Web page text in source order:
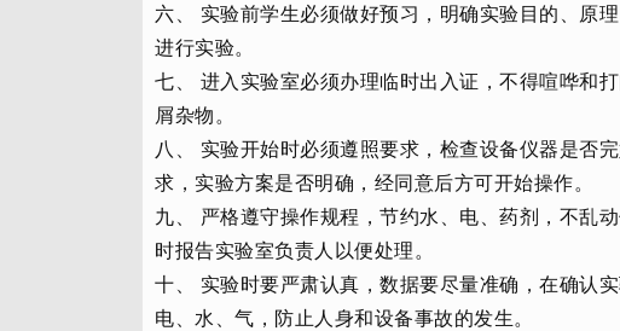
六、 实验前学生必须做好预习，明确实验目的、原
进行实验。
七、 进入实验室必须办理临时出入证，不得喧哗和
屑杂物。
八、 实验开始时必须遵照要求，检查设备仪器是否
求，实验方案是否明确，经同意后方可开始操作。
九、 严格遵守操作规程，节约水、电、药剂，不乱
时报告实验室负责人以便处理。
十、 实验时要严肃认真，数据要尽量准确，在确认
电、水、气，防止人身和设备事故的发生。